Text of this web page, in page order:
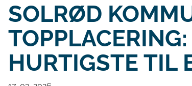
SOLRØD
HURTIGSTE TIL